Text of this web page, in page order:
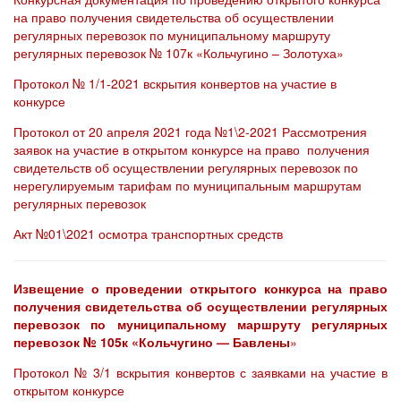
на право получения свидетельства об осуществлении
регулярных перевозок по муниципальному маршруту
регулярных перевозок № 107к «Кольчугино – Золотуха»
Протокол № 1/1-2021 вскрытия конвертов на участие в
конкурсе
Протокол от 20 апреля 2021 года №1\2-2021 Рассмотрения
заявок на участие в открытом конкурсе на право получения
свидетельств об осуществлении регулярных перевозок по
нерегулируемым тарифам по муниципальным маршрутам
регулярных перевозок
Акт №01\2021 осмотра транспортных средств
Извещение о проведении открытого конкурса на право
получения свидетельства об осуществлении регулярных
перевозок по муниципальному маршруту регулярных
перевозок № 105к «Кольчугино — Бавлены»
Протокол № 3/1 вскрытия конвертов с заявками на участие в
открытом конкурсе